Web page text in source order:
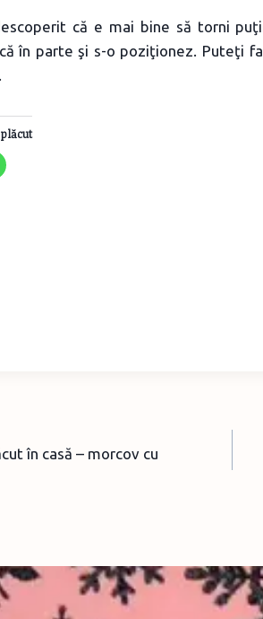
că e mai bine să torni
în parte şi s-o poziţionez. Puteţi
în casă – morcov cu